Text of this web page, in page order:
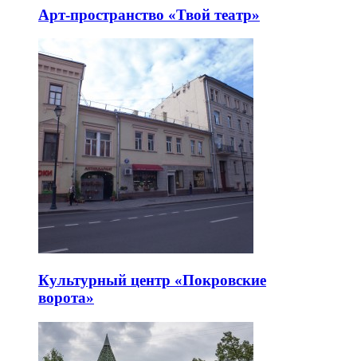
Арт-пространство «Твой театр»
Культурный центр «Покровские
ворота»